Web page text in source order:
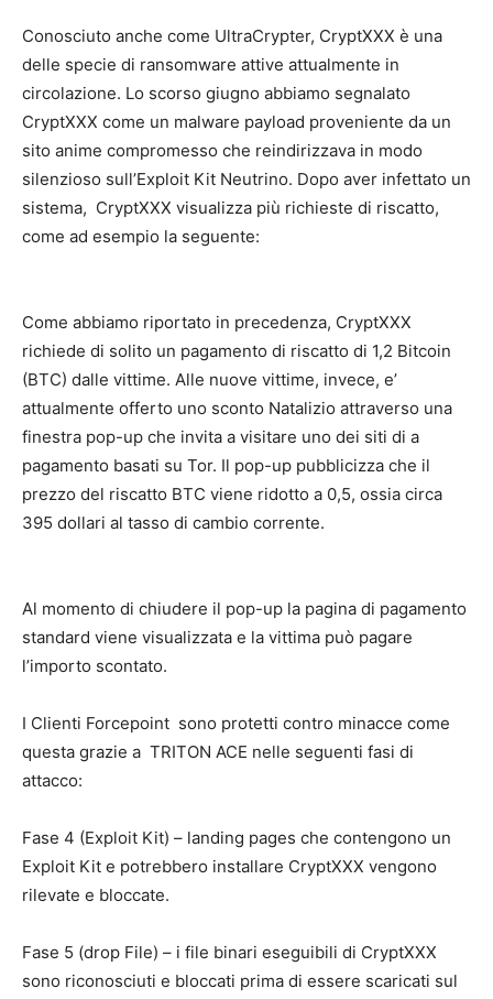
Conosciuto anche come UltraCrypter, CryptXXX è una
delle specie di ransomware attive attualmente in
circolazione. Lo scorso giugno abbiamo segnalato
CryptXXX come un malware payload proveniente da un
sito anime compromesso che reindirizzava in modo
silenzioso sull’Exploit Kit Neutrino. Dopo aver infettato un
sistema, CryptXXX visualizza più richieste di riscatto,
come ad esempio la seguente:
Come abbiamo riportato in precedenza, CryptXXX
richiede di solito un pagamento di riscatto di 1,2 Bitcoin
(BTC) dalle vittime. Alle nuove vittime, invece, e’
attualmente offerto uno sconto Natalizio attraverso una
finestra pop-up che invita a visitare uno dei siti di a
pagamento basati su Tor. Il pop-up pubblicizza che il
prezzo del riscatto BTC viene ridotto a 0,5, ossia circa
395 dollari al tasso di cambio corrente.
Al momento di chiudere il pop-up la pagina di pagamento
standard viene visualizzata e la vittima può pagare
l’importo scontato.
I Clienti Forcepoint sono protetti contro minacce come
questa grazie a TRITON ACE nelle seguenti fasi di
attacco:
Fase 4 (Exploit Kit) – landing pages che contengono un
Exploit Kit e potrebbero installare CryptXXX vengono
rilevate e bloccate.
Fase 5 (drop File) – i file binari eseguibili di CryptXXX
sono riconosciuti e bloccati prima di essere scaricati sul